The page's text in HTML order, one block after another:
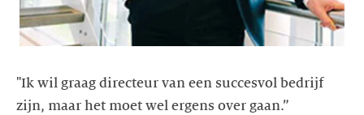
"Ik wil graag directeur van een succesvol bedrijf
zijn, maar het moet wel ergens over gaan.”